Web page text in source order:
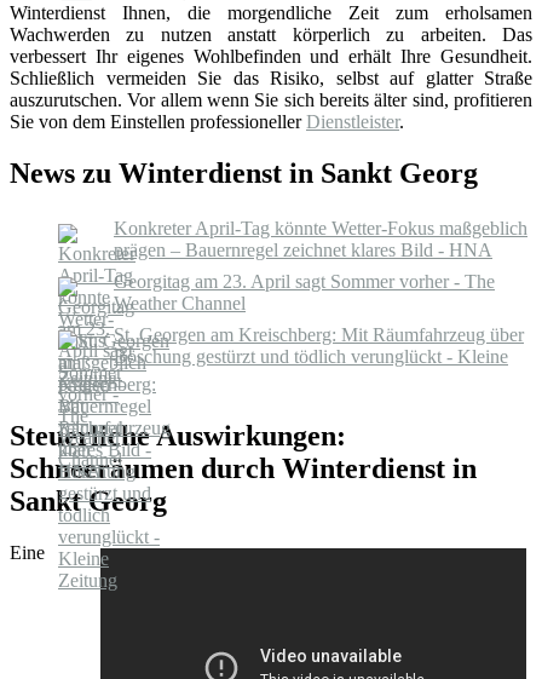
Winterdienst Ihnen, die morgendliche Zeit zum erholsamen
Wachwerden zu nutzen anstatt körperlich zu arbeiten. Das
verbessert Ihr eigenes Wohlbefinden und erhält Ihre Gesundheit.
Schließlich vermeiden Sie das Risiko, selbst auf glatter Straße
auszurutschen. Vor allem wenn Sie sich bereits älter sind, profitieren
Sie von dem Einstellen professionellerDienstleister.
News zu Winterdienst in Sankt Georg
Konkreter April-Tag könnte Wetter-Fokus maßgeblich
prägen – Bauernregel zeichnet klares Bild - HNA
Georgitag am 23. April sagt Sommer vorher - The
Weather Channel
St. Georgen am Kreischberg: Mit Räumfahrzeug über
Böschung gestürzt und tödlich verunglückt - Kleine
Zeitung
Steuerliche Auswirkungen:
Schneeräumen durch Winterdienst in
Sankt Georg
Eine